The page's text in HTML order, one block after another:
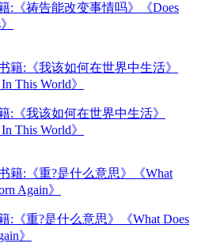
:《祷告能改变事情吗》《Does
:《我该如何在世界中生活》
This World》
:《重?是什么意思》《What Does
》